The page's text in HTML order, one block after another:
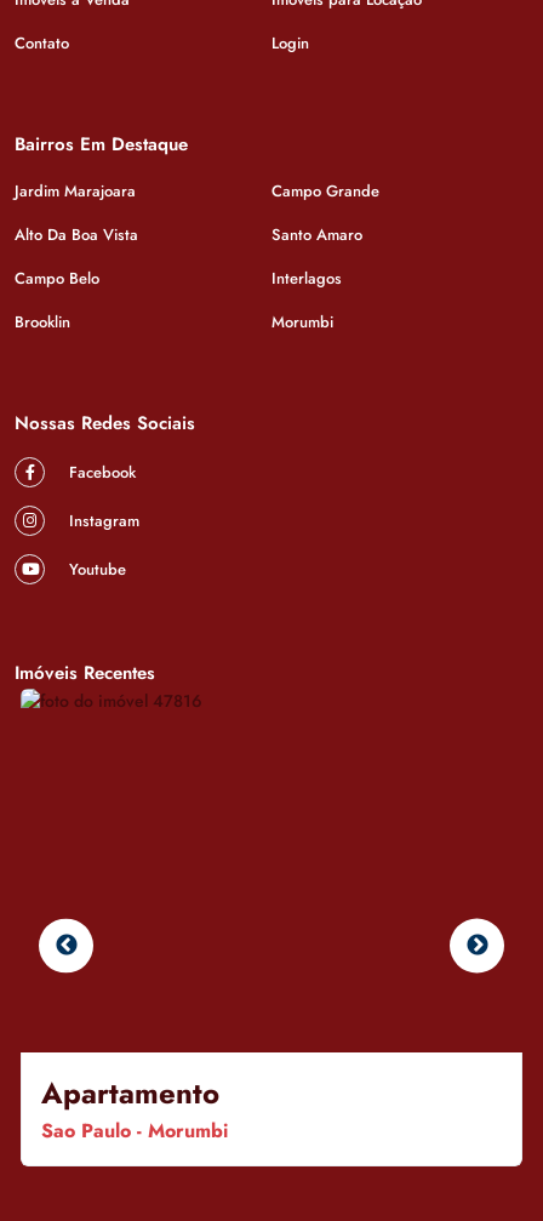
Contato
Login
Bairros Em Destaque
Jardim Marajoara
Campo Grande
Alto Da Boa Vista
Santo Amaro
Campo Belo
Interlagos
Brooklin
Morumbi
Nossas Redes Sociais
Facebook
Instagram
Youtube
Imóveis Recentes
Apartamento
Sao Paulo - Morumbi